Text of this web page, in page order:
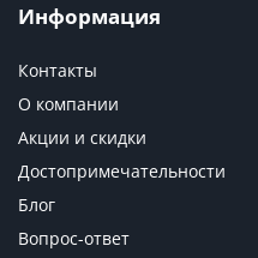
Информация
Контакты
О компании
Акции и скидки
Достопримечательности
Блог
Вопрос-ответ